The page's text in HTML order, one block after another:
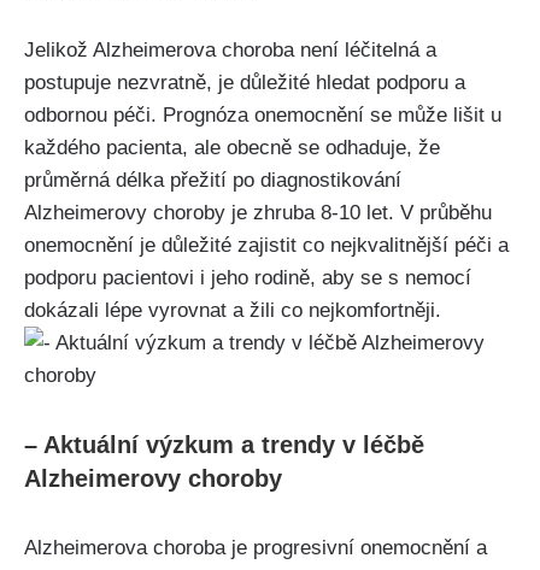
Jelikož Alzheimerova choroba není léčitelná a
postupuje nezvratně, je důležité hledat podporu a
odbornou péči. Prognóza onemocnění se může lišit u
každého pacienta, ale obecně se odhaduje, že
průměrná délka přežití po diagnostikování
Alzheimerovy choroby je zhruba 8-10 let. V průběhu
onemocnění je důležité zajistit co nejkvalitnější péči a
podporu pacientovi i jeho rodině, aby se s nemocí
dokázali lépe vyrovnat a žili co nejkomfortněji.
– Aktuální výzkum a trendy v léčbě
Alzheimerovy choroby
Alzheimerova choroba je progresivní onemocnění a